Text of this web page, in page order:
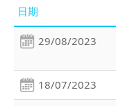
日期
29/08/2023
18/07/2023